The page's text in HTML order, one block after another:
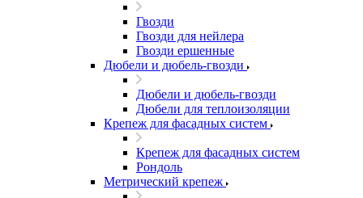
Гвозди
Гвозди для нейлера
Гвозди ершенные
Дюбели и дюбель-гвозди
Дюбели и дюбель-гвозди
Дюбели для теплоизоляции
Крепеж для фасадных систем
Крепеж для фасадных систем
Рондоль
Метрический крепеж